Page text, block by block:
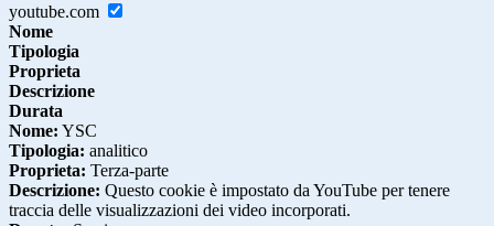
youtube.com
Nome
Tipologia
Proprieta
Descrizione
Durata
Nome: YSC
Tipologia: analitico
Proprieta: Terza-parte
Descrizione: Questo cookie è impostato da YouTube per tenere
traccia delle visualizzazioni dei video incorporati.